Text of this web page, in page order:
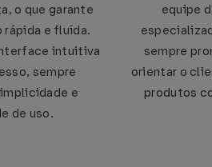
o que garante
rápida e fluída.
intuitiva
sempre
e
de uso.
equipe
sempre
orientar o
produtos